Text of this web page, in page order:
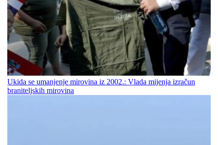
Ukida se umanjenje mirovina iz 2002.: Vlada mijenja izračun
braniteljskih mirovina